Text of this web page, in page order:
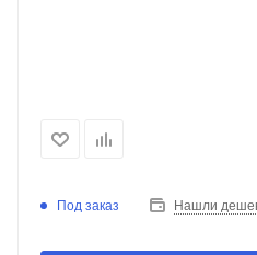
Под заказ Нашли